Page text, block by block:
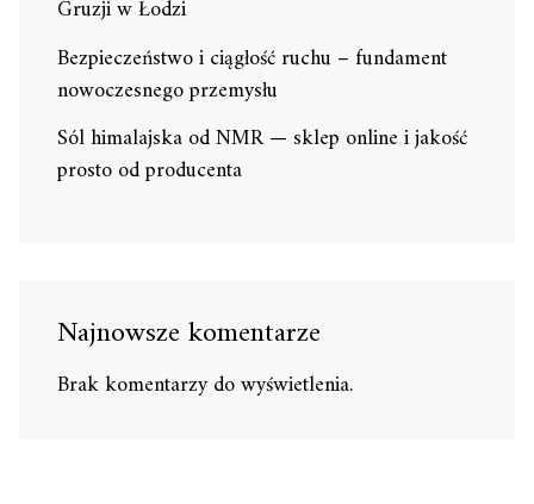
Gruzji w Łodzi
Bezpieczeństwo i ciągłość ruchu – fundament
nowoczesnego przemysłu
Sól himalajska od NMR — sklep online i jakość
prosto od producenta
Najnowsze komentarze
Brak komentarzy do wyświetlenia.